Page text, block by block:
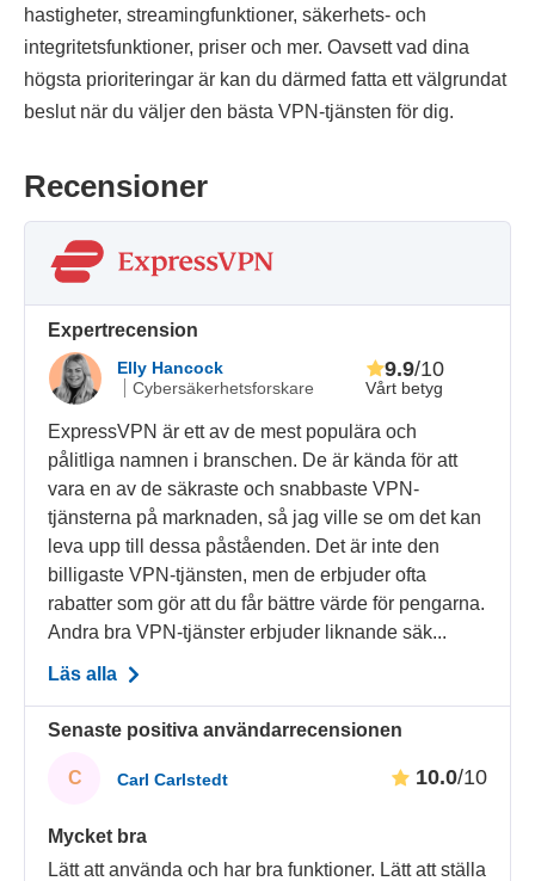
hastigheter, streamingfunktioner, säkerhets- och
integritetsfunktioner, priser och mer. Oavsett vad dina
högsta prioriteringar är kan du därmed fatta ett välgrundat
beslut när du väljer den bästa VPN-tjänsten för dig.
Recensioner
Expertrecension
Elly Hancock
Cybersäkerhetsforskare
Vårt betyg
9.9/10
ExpressVPN är ett av de mest populära och
pålitliga namnen i branschen. De är kända för att
vara en av de säkraste och snabbaste VPN-
tjänsterna på marknaden, så jag ville se om det kan
leva upp till dessa påståenden. Det är inte den
billigaste VPN-tjänsten, men de erbjuder ofta
rabatter som gör att du får bättre värde för pengarna.
Andra bra VPN-tjänster erbjuder liknande säk...
Läs alla
Senaste positiva användarrecensionen
C Carl Carlstedt 10.0/10
Mycket bra
Lätt att använda och har bra funktioner. Lätt att ställa